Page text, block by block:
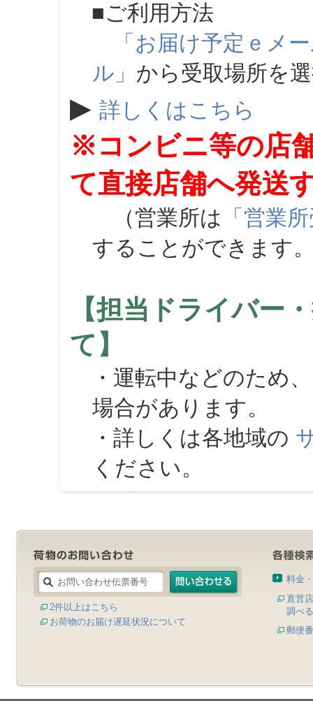
■ご利用方法
「お届け予定ｅメ
ル」 から受取場所を
▶ 詳しくはこちら
※コンビニ等の店
て直接店舗へ発送
（営業所は 「営業
することができます
【担当ドライバー
て】
・運転中などのため
場合があります。
・詳しくは各地域の
ください。
2件以上はこちら
お荷物のお届け遅延状況について
料金
直営
調べる
郵便